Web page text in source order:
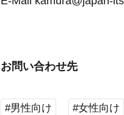
お問い合わせ先
#男性向け #女性向け